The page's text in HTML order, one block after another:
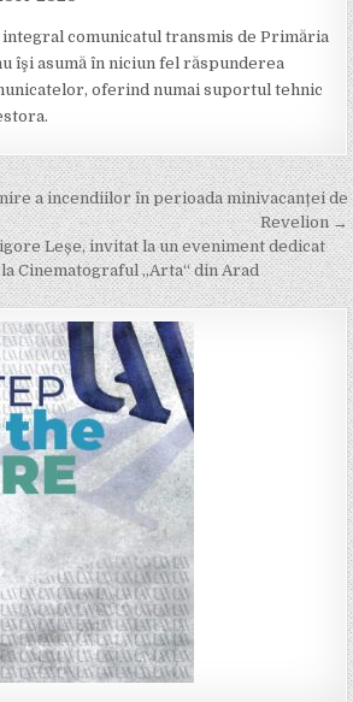
comunicatul transmis de Primăria
îşi asumă în niciun fel răspunderea
oferind numai suportul tehnic
a incendiilor în perioada minivacanței de
Revelion →
Leșe, invitat la un eveniment dedicat
Cinematograful „Arta“ din Arad